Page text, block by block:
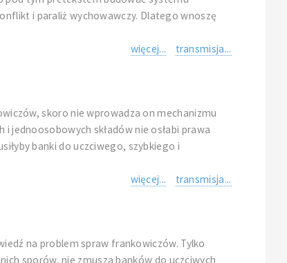
i paraliż wychowawczy. Dlatego wnoszę
więcej...
transmisja...
skoro nie wprowadza on mechanizmu
jednoosobowych składów nie osłabi prawa
banki do uczciwego, szybkiego i
więcej...
transmisja...
na problem spraw frankowiczów. Tylko
sporów, nie zmusza banków do uczciwych